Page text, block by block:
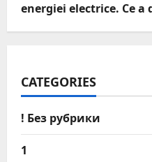
energiei electrice. Ce a
CATEGORIES
! Без рубрики
1